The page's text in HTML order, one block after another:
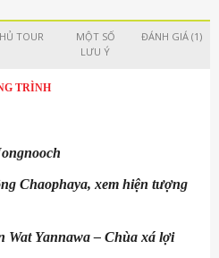
TOUR
MỘT SỐ
LƯU Ý
ĐÁNH GIÁ (1)
TRÌNH
Chaophaya, xem hiện tượng
Wat Yannawa – Chùa xá lợi